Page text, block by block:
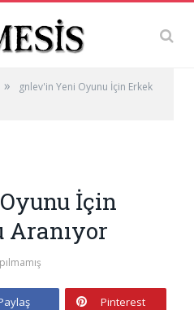
»
gnlev'in Yeni Oyunu İçin Erkek
İçin
Aranıyor
Pinterest